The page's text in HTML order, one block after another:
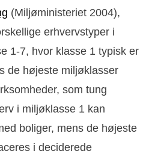
(Miljøministeriet 2004),
erhvervstyper i
1-7, hvor klasse 1 typisk er
de højeste miljøklasser
som tung
i miljøklasse 1 kan
boliger, mens de højeste
i deciderede